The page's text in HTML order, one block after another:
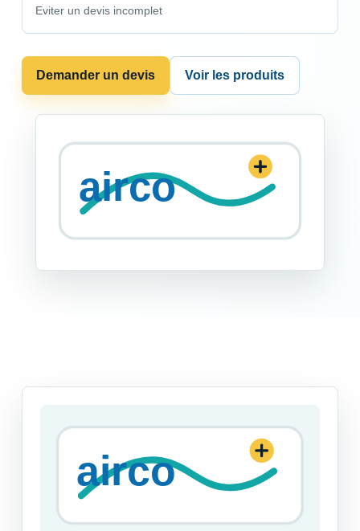
Eviter un devis incomplet
Demander un devis Voir les produits